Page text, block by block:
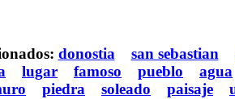
donostia san sebastian
lugar famoso pueblo agua
piedra soleado paisaje